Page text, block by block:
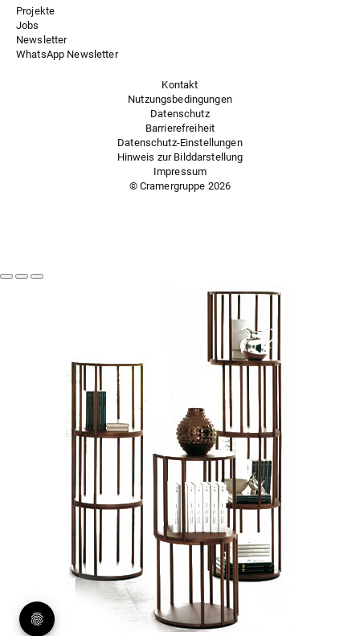
Projekte
Jobs
Newsletter
WhatsApp Newsletter
Kontakt
Nutzungsbedingungen
Datenschutz
Barrierefreiheit
Datenschutz-Einstellungen
Hinweis zur Bilddarstellung
Impressum
© Cramergruppe 2026